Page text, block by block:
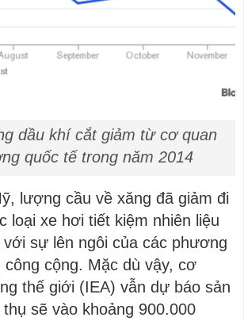
dầu khí cắt giảm từ cơ quan
quốc tế trong năm 2014
lượng cầu về xăng đã giảm đi
loại xe hơi tiết kiệm nhiên liệu
sự lên ngôi của các phương
công cộng. Mặc dù vậy, cơ
thế giới (IEA) vẫn dự báo sản
sẽ vào khoảng 900.000